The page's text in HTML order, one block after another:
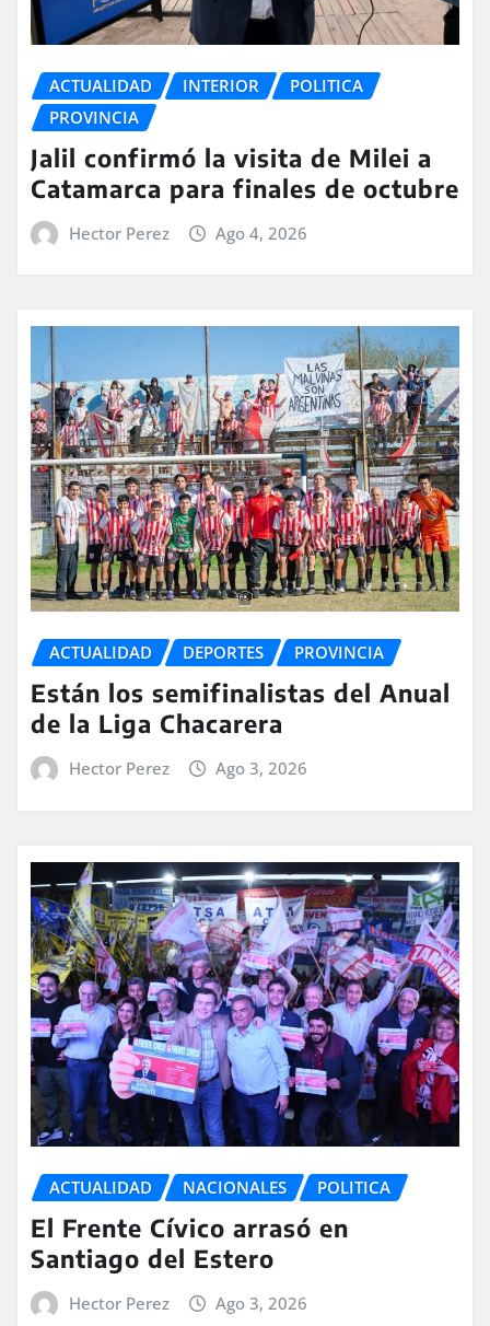
ACTUALIDAD INTERIOR
POLITICA
PROVINCIA
Jalil confirmó la visita de Milei a
Catamarca para finales de octubre
Hector Perez Ago 4, 2026
ACTUALIDAD DEPORTES PROVINCIA
Están los semifinalistas del Anual
de la Liga Chacarera
Hector Perez Ago 3, 2026
ACTUALIDAD NACIONALES POLITICA
El Frente Cívico arrasó en
Santiago del Estero
Hector Perez Ago 3, 2026